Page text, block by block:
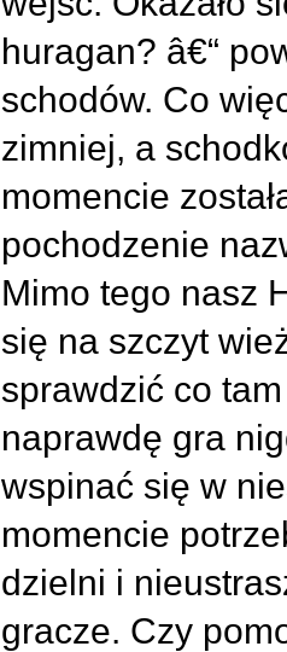
huragan? â€“
schodów. Co
zimniej, a
momencie
pochodzenie
Mimo tego nasz
się na szczyt
sprawdzić co
naprawdę gra
wspinać się w
momencie
dzielni i
gracze. Czy